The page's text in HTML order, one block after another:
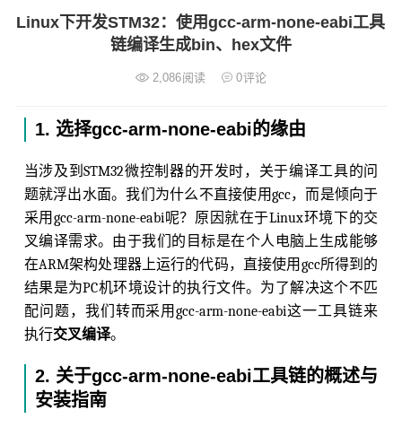
Linux下开发STM32：使用gcc-arm-none-eabi工具
链编译生成bin、hex文件
2,086阅读 0评论
1. 选择gcc-arm-none-eabi的缘由
当涉及到STM32微控制器的开发时，关于编译工具的问
题就浮出水面。我们为什么不直接使用gcc，而是倾向于
采用gcc-arm-none-eabi呢？原因就在于Linux环境下的交
叉编译需求。由于我们的目标是在个人电脑上生成能够
在ARM架构处理器上运行的代码，直接使用gcc所得到的
结果是为PC机环境设计的执行文件。为了解决这个不匹
配问题，我们转而采用gcc-arm-none-eabi这一工具链来
执行交叉编译。
2. 关于gcc-arm-none-eabi工具链的概述与
安装指南